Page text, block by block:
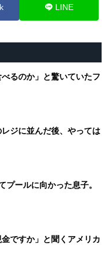
LINE
べるのか」と驚いていたフ
レジに並んだ後、やっては
プールに向かった息子。
ですか」と聞くアメリカ